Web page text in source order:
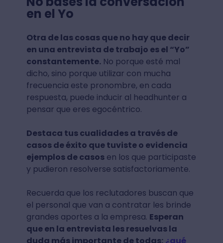
en el Yo
Otra de las cosas que no hay que decir
en una entrevista de trabajo es el “Yo”
constantemente.No porque esté mal
dicho, sino porque utilizar con mucha
frecuencia este pronombre, en cada
respuesta, puede inducir al headhunter a
pensar que eres egocéntrico.
Destaca tus cualidades a través de
casos de éxito que tuviste o evidencia
ejemplos de casosen los que participaste
y pudieron resolverse satisfactoriamente.
Recuerda que los reclutadores buscan que
el personal que van a contratar les brinde
grandes aportes a la empresa. Esperan
que en la entrevista les resuelvas la
duda más importante de todas: ¿qué